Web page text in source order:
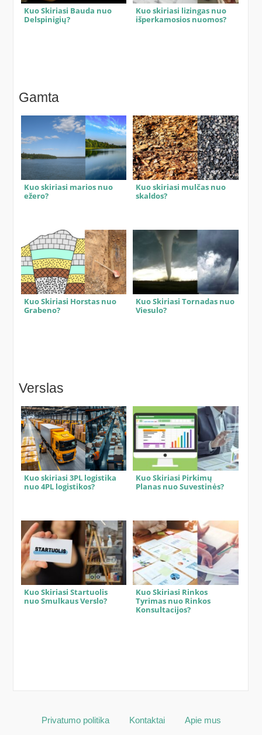
Kuo Skiriasi Bauda nuo
Delspinigių?
Kuo skiriasi lizingas nuo
išperkamosios nuomos?
Gamta
Kuo skiriasi marios nuo
ežero?
Kuo skiriasi mulčas nuo
skaldos?
Kuo Skiriasi Horstas nuo
Grabeno?
Kuo Skiriasi Tornadas nuo
Viesulo?
Verslas
Kuo skiriasi 3PL logistika
nuo 4PL logistikos?
Kuo Skiriasi Pirkimų
Planas nuo Suvestinės?
Kuo Skiriasi Startuolis
nuo Smulkaus Verslo?
Kuo Skiriasi Rinkos
Tyrimas nuo Rinkos
Konsultacijos?
Privatumo politika Kontaktai Apie mus